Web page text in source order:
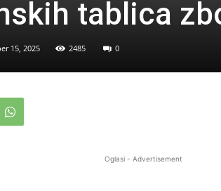
tablica
15, 2025 2485 0
Oglasi - Advertisement